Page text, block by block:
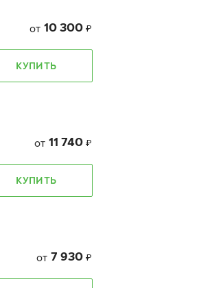
от 10 300 ₽
КУПИТЬ
от 11 740 ₽
КУПИТЬ
от 7 930 ₽